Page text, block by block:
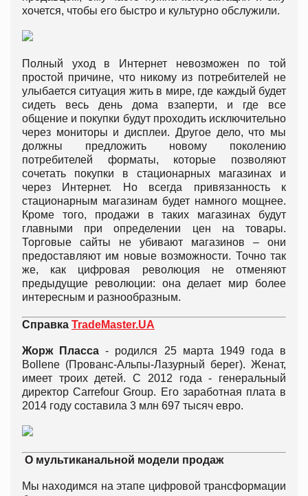
хочется, чтобы его быстро и культурно обслужили.
Полный уход в Интернет невозможен по той
простой причине, что никому из потребителей не
улыбается ситуация жить в мире, где каждый будет
сидеть весь день дома взаперти, и где все
общение и покупки будут проходить исключительно
через мониторы и дисплеи. Другое дело, что мы
должны предложить новому поколению
потребителей форматы, которые позволяют
сочетать покупки в стационарных магазинах и
через Интернет. Но всегда привязанность к
стационарным магазинам будет намного мощнее.
Кроме того, продажи в таких магазинах будут
главными при определении цен на товары.
Торговые сайты не убивают магазинов – они
предоставляют им новые возможности. Точно так
же, как цифровая революция не отменяют
предыдущие революции: она делает мир более
интересным и разнообразным.
Справка TradeMaster.UA
Жорж Пласса - родился 25 марта 1949 года в
Bollene (Прованс-Альпы-Лазурный берег). Женат,
имеет троих детей. С 2012 года - генеральный
директор Carrefour Group. Его заработная плата в
2014 году составила 3 млн 697 тысяч евро.
О мультиканальной модели продаж
Мы находимся на этапе цифровой трансформации